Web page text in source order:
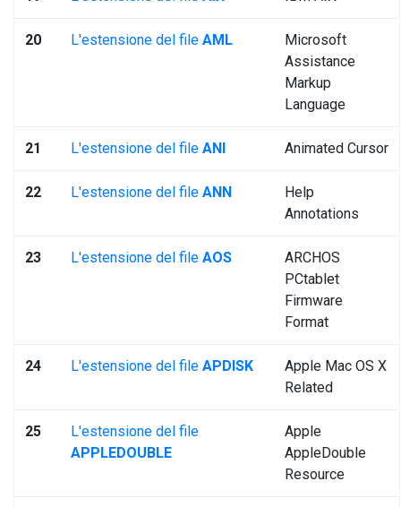
20 L'estensione del file AML
Microsoft
Assistance
Markup
Language
21 L'estensione del file ANI Animated Cursor
22 L'estensione del file ANN
Help
Annotations
23 L'estensione del file AOS
ARCHOS
PCtablet
Firmware
Format
24 L'estensione del file APDISK
Apple Mac OS X
Related
25
L'estensione del file
APPLEDOUBLE
Apple
AppleDouble
Resource